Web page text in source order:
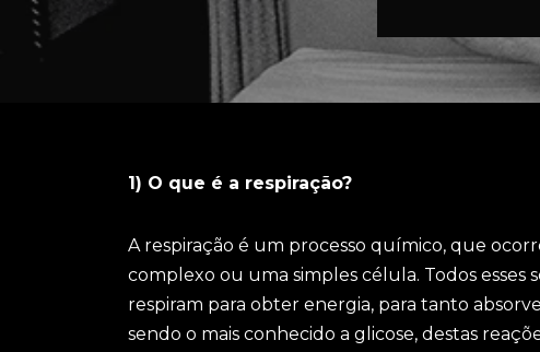
1) O que é a respiração?
A respiração é um processo químico, que
complexo ou uma simples célula. Todos esses
respiram para obter energia, para tanto
sendo o mais conhecido a glicose, destas